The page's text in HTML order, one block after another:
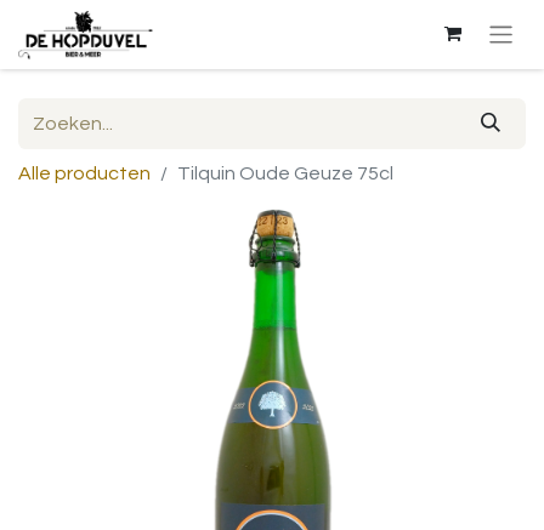
Alle producten Tilquin Oude Geuze 75cl